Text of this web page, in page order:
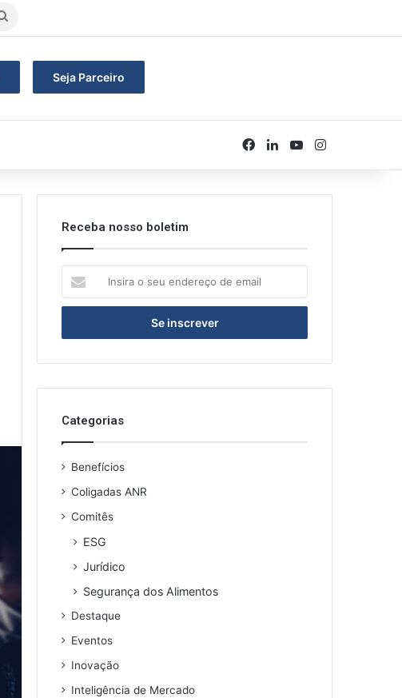
Procurar
Seja Parceiro
Facebook
Linkedin
YouTubeInstagram
Receba nosso boletim
seu
de
Categorias
Benefícios
Coligadas ANR
Comitês
ESG
Jurídico
Segurança dos Alimentos
Destaque
Eventos
Inovação
Inteligência de Mercado